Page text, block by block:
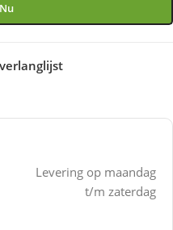
Levering op maandag
t/m zaterdag